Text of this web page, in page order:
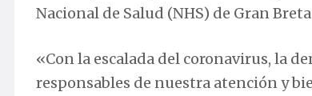
Nacional de Salud (NHS) de Gran
«Con la escalada del coronavirus, la
responsables de nuestra atención y